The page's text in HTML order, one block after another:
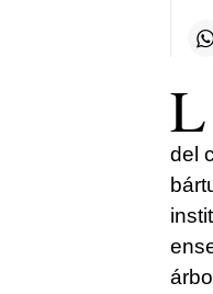
L
del